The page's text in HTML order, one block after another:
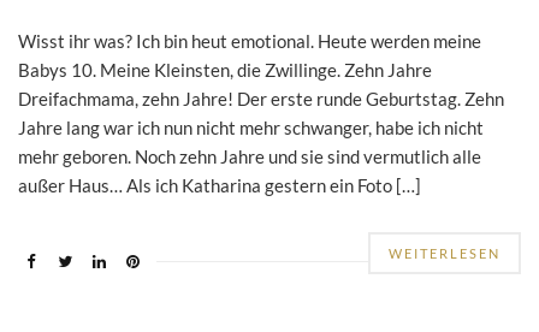
Wisst ihr was? Ich bin heut emotional. Heute werden meine
Babys 10. Meine Kleinsten, die Zwillinge. Zehn Jahre
Dreifachmama, zehn Jahre! Der erste runde Geburtstag. Zehn
Jahre lang war ich nun nicht mehr schwanger, habe ich nicht
mehr geboren. Noch zehn Jahre und sie sind vermutlich alle
außer Haus… Als ich Katharina gestern ein Foto […]
WEITERLESEN